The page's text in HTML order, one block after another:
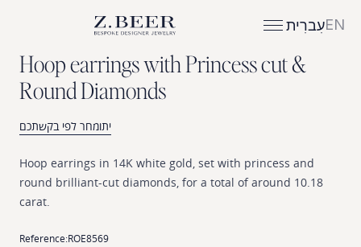
ENעִברִית
HoopearringswithPrincesscut&
RoundDiamonds
יתומחר לפי בקשתכם
Hoop earrings in 14K white gold, set with princess and
round brilliant-cut diamonds, for a total of around 10.18
carat.
Reference:ROE8569